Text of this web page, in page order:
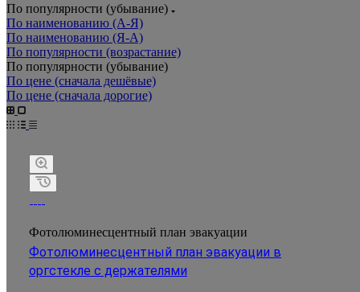
По популярности (убывание)
По наименованию (А-Я)
По наименованию (Я-А)
По популярности (возрастание)
По популярности (убывание)
По цене (сначала дешёвые)
По цене (сначала дорогие)
Фотолюминесцентный план эвакуации
Фотолюминесцентный план эвакуации в
оргстекле с держателями